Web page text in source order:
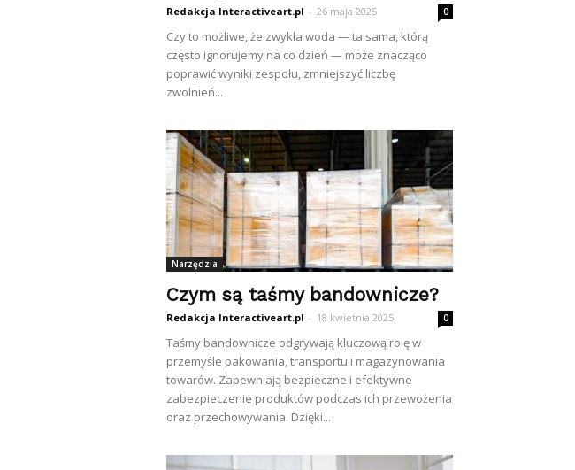
Redakcja Interactiveart.pl - 26 maja 2025 0
Czy to możliwe, że zwykła woda — ta sama, którą
często ignorujemy na co dzień — może znacząco
poprawić wyniki zespołu, zmniejszyć liczbę
zwolnień...
Narzędzia
Czym są taśmy bandownicze?
Redakcja Interactiveart.pl - 18 kwietnia 2025 0
Taśmy bandownicze odgrywają kluczową rolę w
przemyśle pakowania, transportu i magazynowania
towarów. Zapewniają bezpieczne i efektywne
zabezpieczenie produktów podczas ich przewożenia
oraz przechowywania. Dzięki...